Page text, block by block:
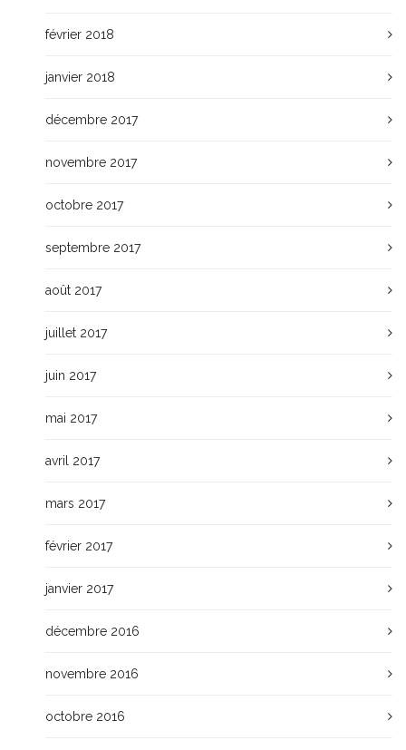
février 2018
janvier 2018
décembre 2017
novembre 2017
octobre 2017
septembre 2017
août 2017
juillet 2017
juin 2017
mai 2017
avril 2017
mars 2017
février 2017
janvier 2017
décembre 2016
novembre 2016
octobre 2016